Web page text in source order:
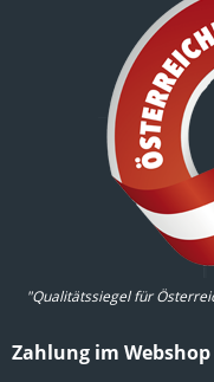
"Qualitätssiegel für
Zahlung im Webshop